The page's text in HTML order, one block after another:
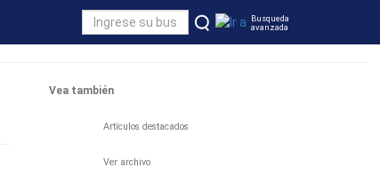
Busqueda
avanzada
Vea también
Artículos destacados
Ver archivo